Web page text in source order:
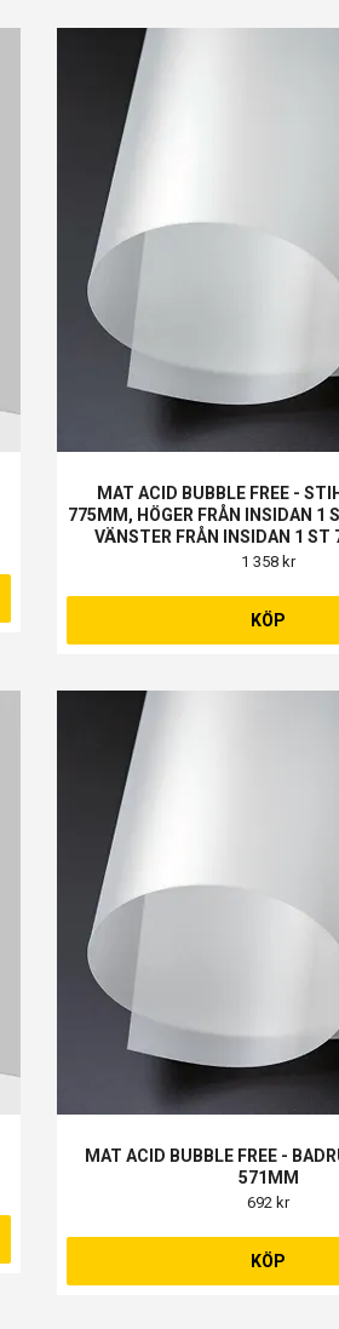
MAT ACID BUBBLE FREE -
775MM, HÖGER FRÅN INSIDAN 1
VÄNSTER FRÅN INSIDAN 1 ST
1 358 kr
KÖP
MAT ACID BUBBLE FREE -
571MM
692 kr
KÖP